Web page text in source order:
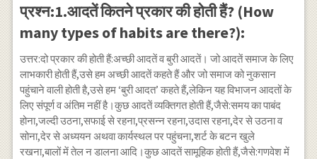
प्रश्न:1.आदतें कितने प्रकार की होती हैं? (How
many types of habits are there?):
उत्तर:दो प्रकार की होती हैं:अच्छी आदतें व बुरी आदतें। जो आदतें समाज के लिए
लाभकारी होती हैं,उसे हम अच्छी आदतें कहते हैं और जो समाज को नुकसान
पहुंचाने वाली होती है,उसे हम ‘बुरी आदत’ कहते हैं,लेकिन यह विभाजन आदतों के
लिए संपूर्ण व अंतिम नहीं है।कुछ आदतें व्यक्तिगत होती हैं,जैसे:समय का पाबंद
होना,जल्दी उठना,सफाई से रहना,प्रसन्न रहना,उदास रहना,देर से उठना व
सोना,देर से अध्ययन अथवा कार्यस्थल पर पहुंचना,शर्ट के बटन खुले
रखना,बालों में तेल न डालना आदि।कुछ आदतें सामूहिक होती हैं,जैसे:गणवेश में